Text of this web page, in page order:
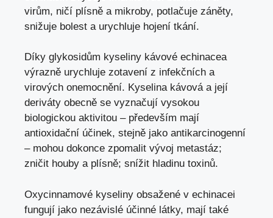
virům, ničí plísně a mikroby, potlačuje záněty,
snižuje bolest a urychluje hojení tkání.
Díky glykosidům kyseliny kávové echinacea
výrazně urychluje zotavení z infekčních a
virových onemocnění. Kyselina kávová a její
deriváty obecně se vyznačují vysokou
biologickou aktivitou – především mají
antioxidační účinek, stejně jako antikarcinogenní
– mohou dokonce zpomalit vývoj metastáz;
zničit houby a plísně; snížit hladinu toxinů.
Oxycinnamové kyseliny obsažené v echinacei
fungují jako nezávislé účinné látky, mají také